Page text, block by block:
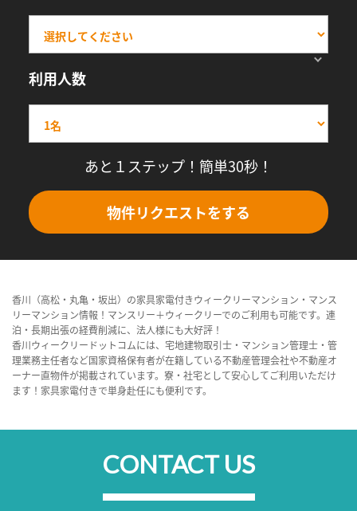
利用人数
あと１ステップ！簡単30秒！
物件リクエストをする
香川（高松・丸亀・坂出）の家具家電付きウィークリーマンション・マンス
リーマンション情報！マンスリー＋ウィークリーでのご利用も可能です。連
泊・長期出張の経費削減に、法人様にも大好評！
香川ウィークリードットコムには、宅地建物取引士・マンション管理士・管
理業務主任者など国家資格保有者が在籍している不動産管理会社や不動産オ
ーナー直物件が掲載されています。寮・社宅として安心してご利用いただけ
ます！家具家電付きで単身赴任にも便利です。
CONTACT US